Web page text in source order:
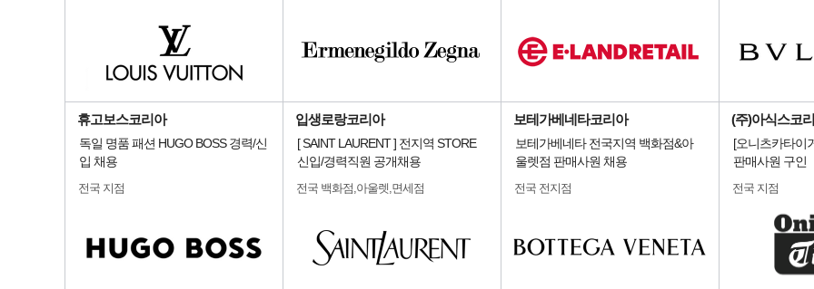
휴고보스코리아
독일 명품 패션 HUGO BOSS 경력/신
입 채용
전국 지점
입생로랑코리아
[ SAINT LAURENT ] 전지역 STORE
신입/경력직원 공개채용
전국 백화점,아울렛,면세점
보테가베네타코리아
보테가베네타 전국지역 백화점&아
울렛점 판매사원 채용
전국 전지점
(주)아식스코
[오니츠카타이
판매사원 구인
전국 지점